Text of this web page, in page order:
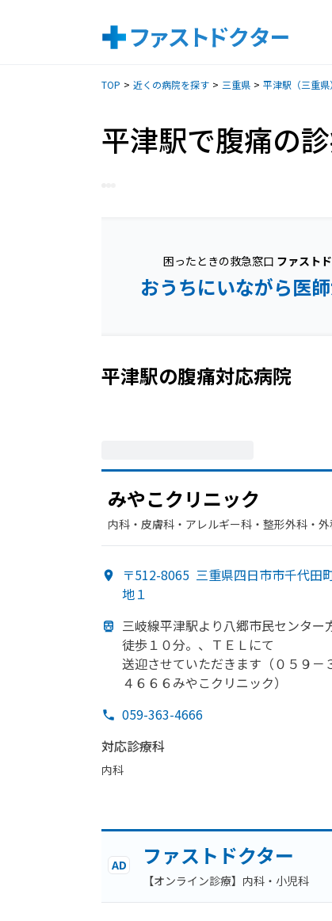
TOP 近くの病院を探す 三重県 平津駅（三重
平津駅で腹痛の
困ったときの救急窓口 ファスト
おうちにいながら医
平津駅の腹痛対応病院
みやこクリニック
内科・​皮膚科・​アレルギー科・​整形外科・​
〒512-8065 三重県四日市市千代田
地１
三岐線平津駅より八郷市民センター
徒歩１０分。、 ＴＥＬにて
送迎させていただきます （０５９
４６６６みや こクリニック）
059-363-4666
対応診療科
内科
AD ファストドクター
【オンライン診療】内科・小児科